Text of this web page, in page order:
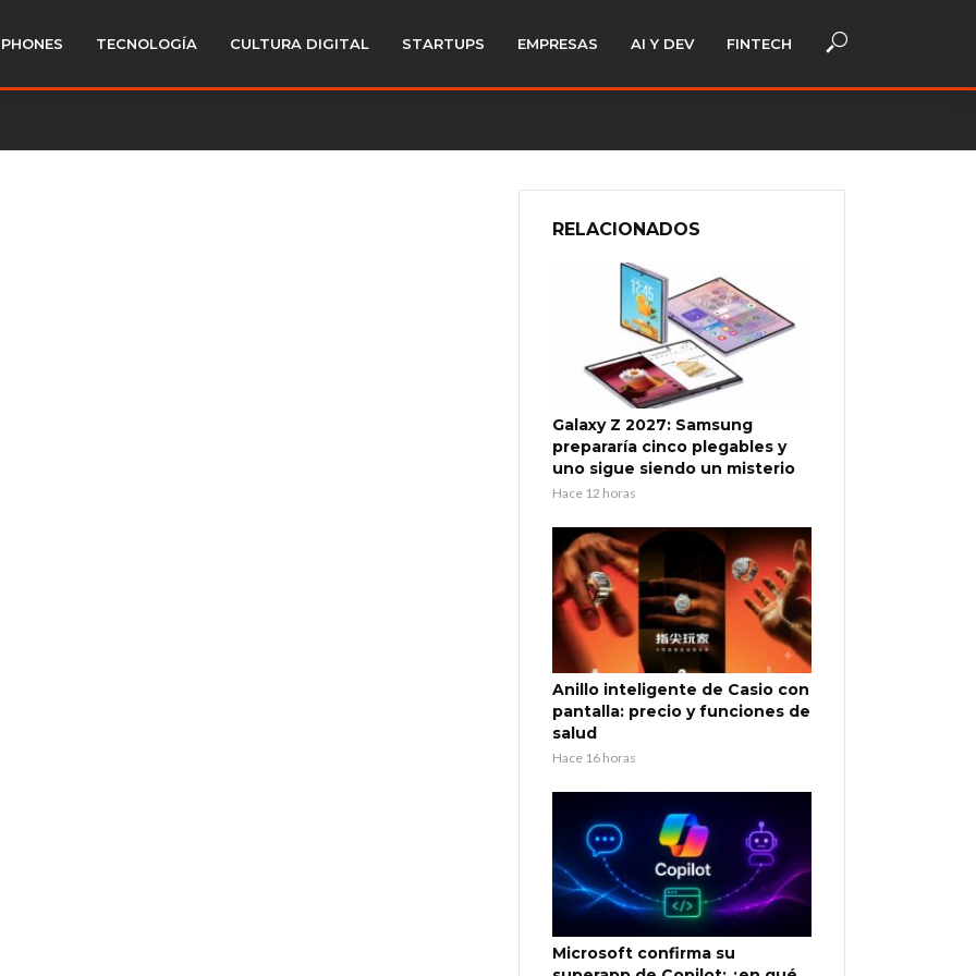
TECNOLOGÍA CULTURA DIGITAL STARTUPS EMPRESAS AI Y DEV FINTECH
RELACIONADOS
Galaxy Z 2027: Samsung
prepararía cinco plegables y
uno sigue siendo un misterio
Hace 12 horas
Anillo inteligente de Casio con
pantalla: precio y funciones de
salud
Hace 16 horas
Microsoft confirma su